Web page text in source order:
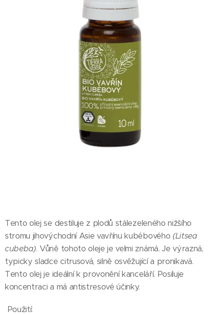
Tento olej se destiluje z plodů stálezeleného nižšího
stromu jihovýchodní Asie vavřínu kubébového (Litsea
cubeba). Vůně tohoto oleje je velmi známá. Je výrazná,
typicky sladce citrusová, silně osvěžující a pronikavá.
Tento olej je ideální k provonění kanceláří. Posiluje
koncentraci a má antistresové účinky.
Použití: